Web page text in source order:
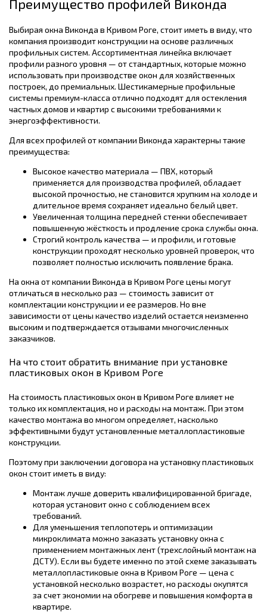
Преимущество профилей Виконда
Выбирая окна Виконда в Кривом Роге, стоит иметь в виду, что
компания производит конструкции на основе различных
профильных систем. Ассортиментная линейка включает
профили разного уровня — от стандартных, которые можно
использовать при производстве окон для хозяйственных
построек, до премиальных. Шестикамерные профильные
системы премиум-класса отлично подходят для остекления
частных домов и квартир с высокими требованиями к
энергоэффективности.
Для всех профилей от компании Виконда характерны такие
преимущества:
Высокое качество материала — ПВХ, который
применяется для производства профилей, обладает
высокой прочностью, не становится хрупким на холоде и
длительное время сохраняет идеально белый цвет.
Увеличенная толщина передней стенки обеспечивает
повышенную жёсткость и продление срока службы окна.
Строгий контроль качества — и профили, и готовые
конструкции проходят несколько уровней проверок, что
позволяет полностью исключить появление брака.
На окна от компании Виконда в Кривом Роге цены могут
отличаться в несколько раз — стоимость зависит от
комплектации конструкции и ее размеров. Но вне
зависимости от цены качество изделий остается неизменно
высоким и подтверждается отзывами многочисленных
заказчиков.
На что стоит обратить внимание при установке
пластиковых окон в Кривом Роге
На стоимость пластиковых окон в Кривом Роге влияет не
только их комплектация, но и расходы на монтаж. При этом
качество монтажа во многом определяет, насколько
эффективными будут установленные металлопластиковые
конструкции.
Поэтому при заключении договора на установку пластиковых
окон стоит иметь в виду:
Монтаж лучше доверить квалифицированной бригаде,
которая установит окно с соблюдением всех
требований.
Для уменьшения теплопотерь и оптимизации
микроклимата можно заказать установку окна с
применением монтажных лент (трехслойный монтаж на
ДСТУ). Если вы будете именно по этой схеме заказывать
металлопластиковые окна в Кривом Роге — цена с
установкой несколько возрастет, но расходы окупятся
за счет экономии на обогреве и повышения комфорта в
квартире.